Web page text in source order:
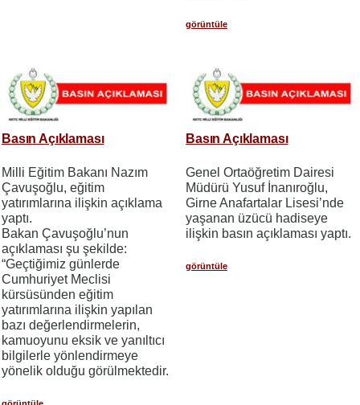
görüntüle
Basın Açıklaması
Milli Eğitim Bakanı Nazım
Çavuşoğlu, eğitim
yatırımlarına ilişkin açıklama
yaptı.
Bakan Çavuşoğlu’nun
açıklaması şu şekilde:
“Geçtiğimiz günlerde
Cumhuriyet Meclisi
kürsüsünden eğitim
yatırımlarına ilişkin yapılan
bazı değerlendirmelerin,
kamuoyunu eksik ve yanıltıcı
bilgilerle yönlendirmeye
yönelik olduğu görülmektedir.
Basın Açıklaması
Genel Ortaöğretim Dairesi
Müdürü Yusuf İnanıroğlu,
Girne Anafartalar Lisesi’nde
yaşanan üzücü hadiseye
ilişkin basın açıklaması yaptı.
görüntüle